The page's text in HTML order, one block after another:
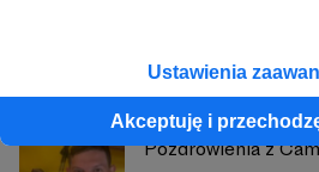
Ustawienia
Akceptuję i
Pozdrowienia z